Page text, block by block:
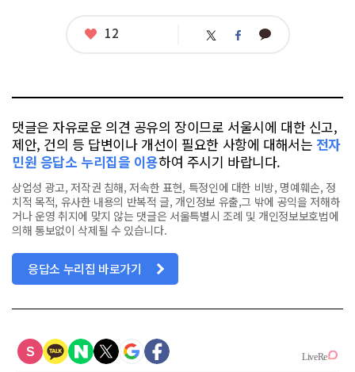
좋
12 트 페 카
댓글은 자유로운 의견 공유의 장이므로 서울시에 대한 신고,
제안, 건의 등 답변이나 개선이 필요한 사항에 대해서는 전자
민원 응답소 누리집을 이용하여 주시기 바랍니다.
상업성 광고, 저작권 침해, 저속한 표현, 특정인에 대한 비방, 명예훼손, 정
치적 목적, 유사한 내용의 반복적 글, 개인정보 유출,그 밖에 공익을 저해하
거나 운영 취지에 맞지 않는 댓글은 서울특별시 조례 및 개인정보보호법에
의해 통보없이 삭제될 수 있습니다.
응답소 누리집 바로가기